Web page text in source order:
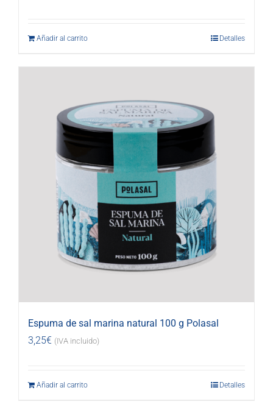
Añadir al carrito Detalles
Espuma de sal marina natural 100 g Polasal
3,25€ (IVA incluido)
Añadir al carrito Detalles